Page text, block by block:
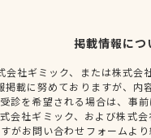
掲載情報につ
会社ギミック、または株式
掲載に努めておりますが、
診を希望される場合は、事
会社ギミック、および株式
がお問い合わせフォームよ